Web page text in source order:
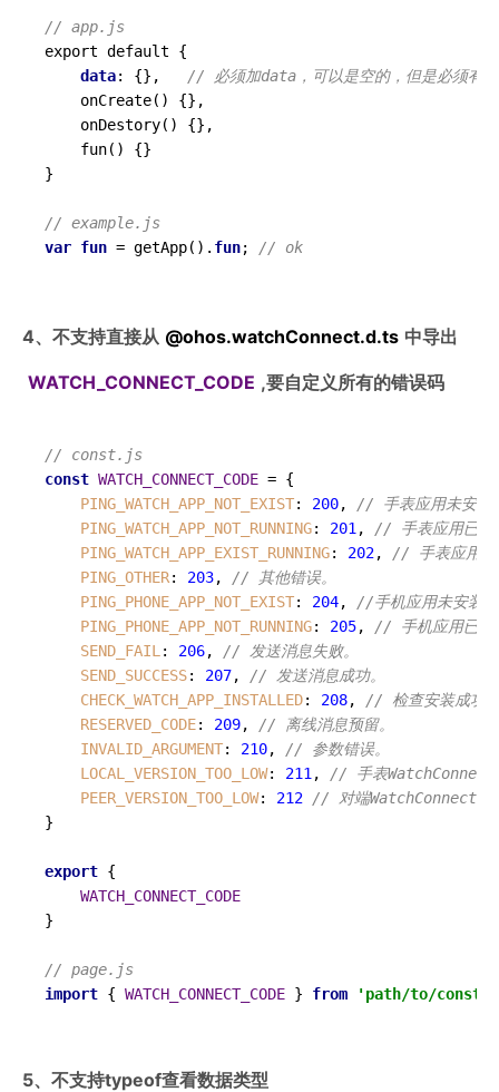
// app.js
export default {
data: {}, // 必须加data，可以是空的，但是必须有
    onCreate() {},
    onDestory() {},
fun()
{}
}
// example.js
var fun = getApp() . fun; // ok
4、不支持直接从 @ohos.watchConnect.d.ts 中导出
WATCH_CONNECT_CODE ,要自定义所有的错误码
// const.js
const WATCH_CONNECT_CODE = {
PING_WATCH_APP_NOT_EXIST: 200, // 手表应用未安装
PING_WATCH_APP_NOT_RUNNING: 201 , // 手表应用已安
PING_WATCH_APP_EXIST_RUNNING: 202, // 手表应用已
PING_OTHER: 203, // 其他错误。
PING_PHONE_APP_NOT_EXIST: 204, //手机应用未安装。
PING_PHONE_APP_NOT_RUNNING: 205, // 手机应用已安
SEND_FAIL : 206, // 发送消息失败。
SEND_SUCCESS: 207, // 发送消息成功。
CHECK_WATCH_APP_INSTALLED: 208, // 检查安装成功
RESERVED_CODE: 209, // 离线消息预留。
INVALID_ARGUMENT: 210, // 参数错误。
LOCAL_VERSION_TOO_LOW: 211 , // 手表
PEER_VERSION_TOO_LOW: 212 // 对端
}
export {
WATCH_CONNECT_CODE
}
// page.js
import { WATCH_CONNECT_CODE } from 'path/to/const'
5、不支持typeof查看数据类型